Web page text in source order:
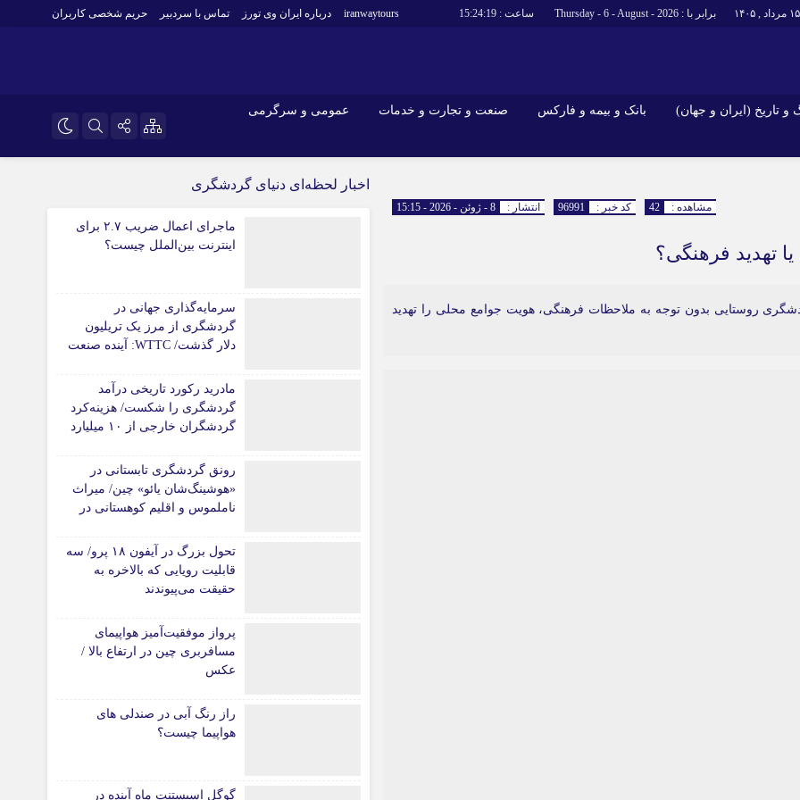
برابر با : Thursday - 6 - August - 2026 ساعت : 15:24:20
iranwaytours درباره ایران وی تورز تماس با سردبیر حریم شخصی کاربران
و تاریخ (ایران و جهان) بانک و بیمه و فارکس صنعت و تجارت و خدمات عمومی و سرگرمی
اینستاگرام
گزارش‌های خبری میراث فرهنگی
ارزدیجیتال
صنعت و تجارت و خدمات
اقتصاد گردشگری
انتشار : 8 - ژوئن - 2026 - 15:15 کد خبر : 96991 مشاهده : 42
تهدید فرهنگی؟
روستایی بدون توجه به ملاحظات فرهنگی، هویت جوامع محلی را تهدید
اخبار لحظه‌ای دنیای گردشگری
ماجرای اعمال ضریب ۲.۷ برای
اینترنت بین‌الملل چیست؟
سرمایه‌گذاری جهانی در
گردشگری از مرز یک تریلیون
دلار گذشت/ WTTC: آینده صنعت
جهانی تضمین می‌شود
مادرید رکورد تاریخی درآمد
گردشگری را شکست/ هزینه‌کرد
گردشگران خارجی از ۱۰ میلیارد
رونق گردشگری تابستانی در
«هوشینگ‌شان یائو» چین/ میراث
ناملموس و اقلیم کوهستانی در
تحول بزرگ در آیفون ۱۸ پرو/ سه
قابلیت رویایی که بالاخره به
حقیقت می‌پیوندند
پرواز موفقیت‌آمیز هواپیمای
مسافربری چین در ارتفاع بالا /
عکس
راز رنگ آبی در صندلی های
هواپیما چیست؟
گوگل اسیستنت ماه آینده در